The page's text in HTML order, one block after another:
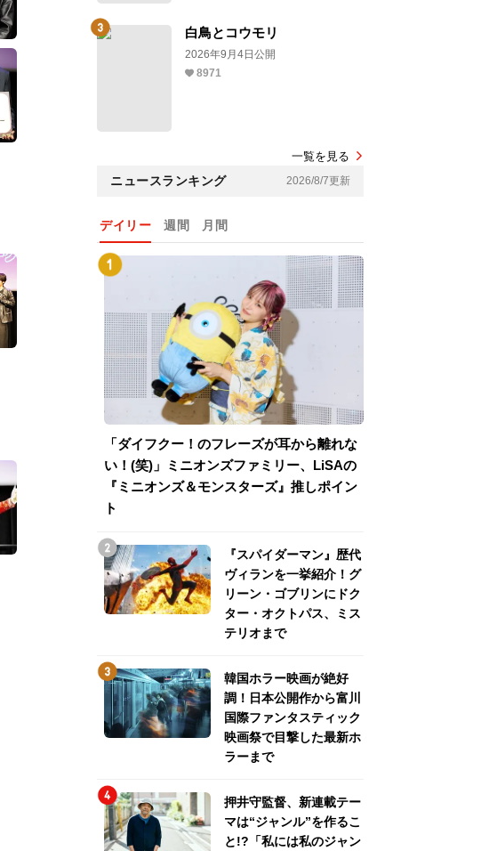
白鳥とコウモリ
2026年9月4日公開
8971
一覧を見る
ニュースランキング 2026/8/7更新
デイリー 週間 月間
「ダイフクー！のフレーズが耳から離れな
い！(笑)」ミニオンズファミリー、LiSAの
『ミニオンズ＆モンスターズ』推しポイン
ト
『スパイダーマン』歴代
ヴィランを一挙紹介！グ
リーン・ゴブリンにドク
ター・オクトパス、ミス
テリオまで
韓国ホラー映画が絶好
調！日本公開作から富川
国際ファンタスティック
映画祭で目撃した最新ホ
ラーまで
押井守監督、新連載テー
マは“ジャンル”を作るこ
と!?「私には私のジャン